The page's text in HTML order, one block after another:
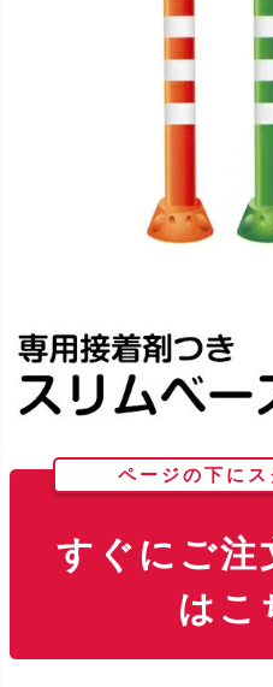
ページの下に
すぐにご注
はこ